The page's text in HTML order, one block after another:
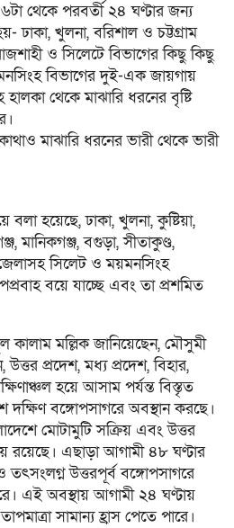
থেকে পরবর্তী ২৪ ঘণ্টার জন্য
ঢাকা, খুলনা, বরিশাল ও চট্টগ্রাম
ও সিলেটে বিভাগের কিছু কিছু
বিভাগের দুই-এক জায়গায়
থেকে মাঝারি ধরনের বৃষ্টি
মাঝারি ধরনের ভারী থেকে ভারী
বলা হয়েছে, ঢাকা, খুলনা, কুষ্টিয়া,
মানিকগঞ্জ, বগুড়া, সীতাকুণ্ড,
সিলেট ও ময়মনসিংহ
বয়ে যাচ্ছে এবং তা প্রশমিত
মল্লিক জানিয়েছেন, মৌসুমী
প্রদেশ, মধ্য প্রদেশ, বিহার,
হয়ে আসাম পর্যন্ত বিস্তৃত
দক্ষিণ বঙ্গোপসাগরে অবস্থান করছে।
মোটামুটি সক্রিয় এবং উত্তর
রয়েছে। এছাড়া আগামী ৪৮ ঘণ্টার
তৎসংলগ্ন উত্তরপূর্ব বঙ্গোপসাগরে
এই অবস্থায় আগামী ২৪ ঘণ্টায়
সামান্য হ্রাস পেতে পারে।